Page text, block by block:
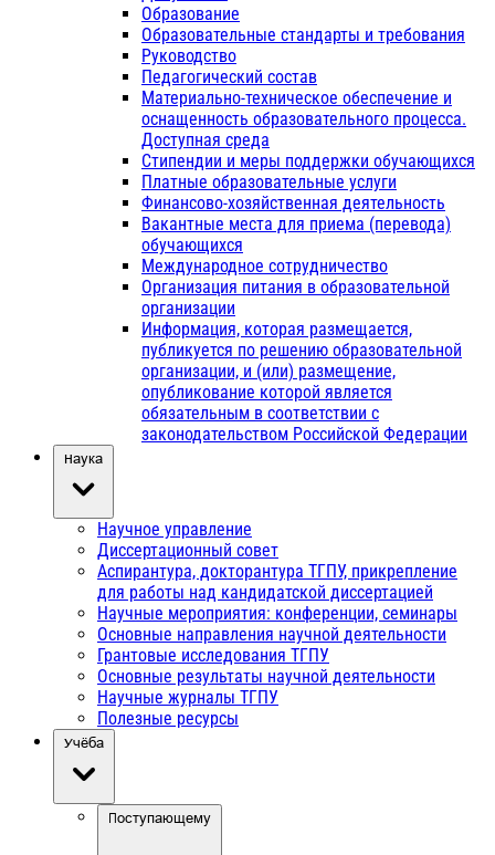
Образование
Образовательные стандарты и требования
Руководство
Педагогический состав
Материально-техническое обеспечение и
оснащенность образовательного процесса.
Доступная среда
Стипендии и меры поддержки обучающихся
Платные образовательные услуги
Финансово-хозяйственная деятельность
Вакантные места для приема (перевода)
обучающихся
Международное сотрудничество
Организация питания в образовательной
организации
Информация, которая размещается,
публикуется по решению образовательной
организации, и (или) размещение,
опубликование которой является
обязательным в соответствии с
законодательством Российской Федерации
Наука
Научное управление
Диссертационный совет
Аспирантура, докторантура ТГПУ, прикрепление
для работы над кандидатской диссертацией
Научные мероприятия: конференции, семинары
Основные направления научной деятельности
Грантовые исследования ТГПУ
Основные результаты научной деятельности
Научные журналы ТГПУ
Полезные ресурсы
Учёба
Поступающему